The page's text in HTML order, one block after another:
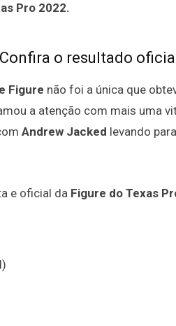
Pro 2022.
o resultado
Figure não foi a única que
a atenção com mais uma
Andrew Jacked levando
e oficial da Figure do Texas